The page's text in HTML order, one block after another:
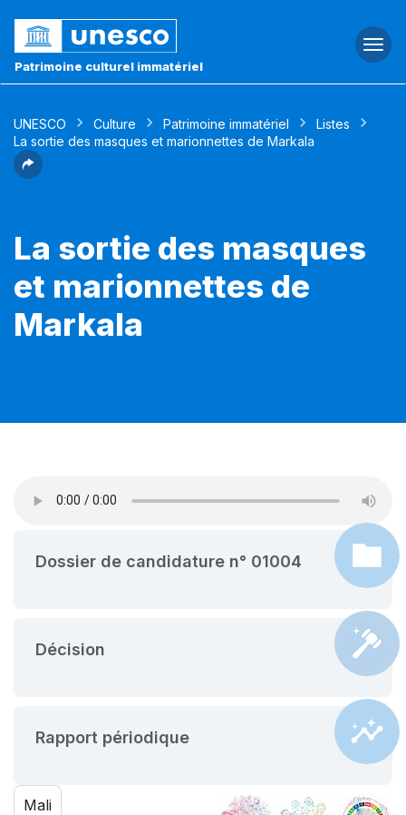
Patrimoine culturel immatériel
UNESCO Culture Patrimoine immatériel
Listes
La sortie des masques et marionnettes de Markala
La sortie des masques
et marionnettes de
Markala
Dossier de candidature n° 01004
Décision
Rapport périodique
Mali